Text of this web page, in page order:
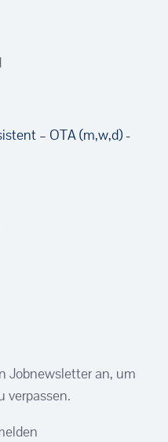
– OTA (m,w,d) -
Jobnewsletter an, um
verpassen.